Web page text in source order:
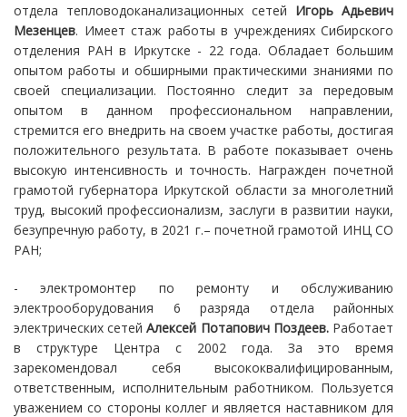
отдела тепловодоканализационных сетей Игорь Адьевич
Мезенцев. Имеет стаж работы в учреждениях Сибирского
отделения РАН в Иркутске - 22 года. Обладает большим
опытом работы и обширными практическими знаниями по
своей специализации. Постоянно следит за передовым
опытом в данном профессиональном направлении,
стремится его внедрить на своем участке работы, достигая
положительного результата. В работе показывает очень
высокую интенсивность и точность. Награжден почетной
грамотой губернатора Иркутской области за многолетний
труд, высокий профессионализм, заслуги в развитии науки,
безупречную работу, в 2021 г.– почетной грамотой ИНЦ СО
РАН;
- электромонтер по ремонту и обслуживанию
электрооборудования 6 разряда отдела районных
электрических сетейАлексей Потапович Поздеев.Работает
в структуре Центра с 2002 года. За это время
зарекомендовал себя высококвалифицированным,
ответственным, исполнительным работником. Пользуется
уважением со стороны коллег и является наставником для